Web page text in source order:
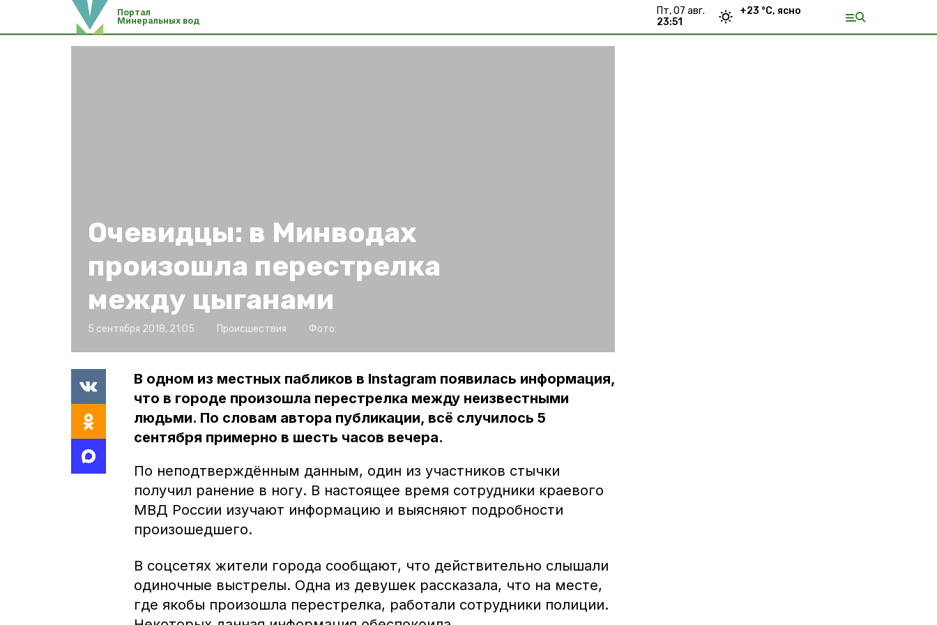
Портал
Минеральных вод
пт, 07 авг.
23:51
+23 °С, ясно
Очевидцы: в Минводах
произошла перестрелка
между цыганами
5 сентября 2018, 21:05 Происшествия Фото:
В одном из местных пабликов в Instagram появилась информация,
что в городе произошла перестрелка между неизвестными
людьми. По словам автора публикации, всё случилось 5
сентября примерно в шесть часов вечера.
По неподтверждённым данным, один из участников стычки
получил ранение в ногу. В настоящее время сотрудники краевого
МВД России изучают информацию и выясняют подробности
произошедшего.
В соцсетях жители города сообщают, что действительно слышали
одиночные выстрелы. Одна из девушек рассказала, что на месте,
где якобы произошла перестрелка, работали сотрудники полиции.